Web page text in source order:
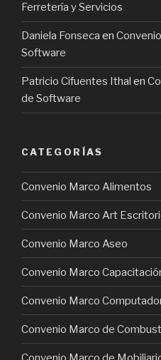
Ferretería y Servicios
Daniela Fonseca en
Software
Patricio Cifuentes Ithal en
de Software
CATEGORÍAS
Convenio Marco Alimentos
Convenio Marco Art
Convenio Marco Aseo
Convenio Marco
Convenio Marco
Convenio Marco de